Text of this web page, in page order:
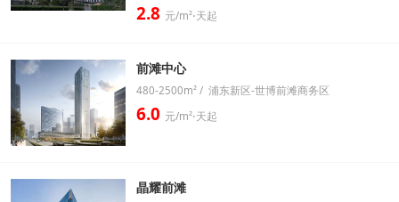
2.8 元/m²⋅天起
前滩中心
480-2500m² / 浦东新区-世博前滩商务区
6.0 元/m²⋅天起
晶耀前滩